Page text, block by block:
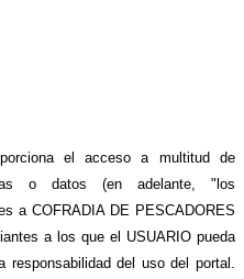
el acceso a multitud de
o datos (en adelante, "los
a COFRADIA DE PESCADORES
a los que el USUARIO pueda
del uso del portal.